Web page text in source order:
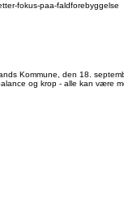
fokus-paa-faldforebyggelse
Kommune, den 18.
og krop - alle kan